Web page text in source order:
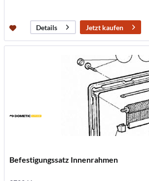
Details Jetzt kaufen
Befestigungssatz Innenrahmen